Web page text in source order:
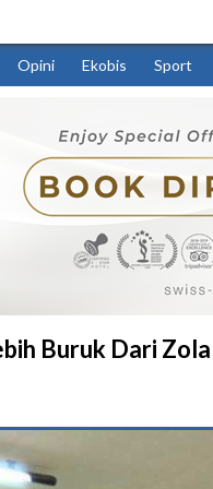
Opini Ekobis Sport
Buruk Dari